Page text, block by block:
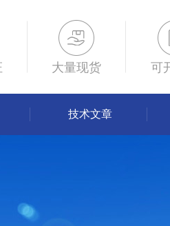
大量现货 可
技术文章